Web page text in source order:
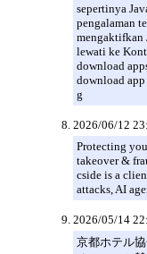
sepertinya
pengalaman
mengaktifkan
lewati ke
download
download
g
2026/06/12
Protecting
takeover &
cside is a
attacks, AI
2026/05/14
京都ホテル